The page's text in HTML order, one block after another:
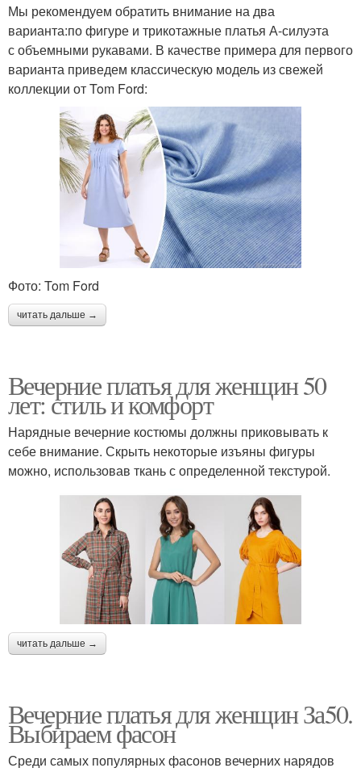
Мы рекомендуем обратить внимание на два
варианта:по фигуре и трикотажные платья А-силуэта
с объемными рукавами. В качестве примера для первого
варианта приведем классическую модель из свежей
коллекции от Tom Ford:
Фото: Tom Ford
читать дальше →
Вечерние платья для женщин 50
лет: стиль и комфорт
Нарядные вечерние костюмы должны приковывать к
себе внимание. Скрыть некоторые изъяны фигуры
можно, использовав ткань с определенной текстурой.
читать дальше →
Вечерние платья для женщин За50.
Выбираем фасон
Среди самых популярных фасонов вечерних нарядов